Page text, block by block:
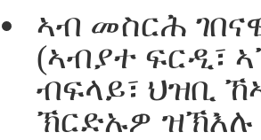
ኣብ መስርሕ
(ኣብያተ ፍርዲ፣
ብፍላይ፣ ህዝቢ
ኽርድኡዎ ዝኽእሉ